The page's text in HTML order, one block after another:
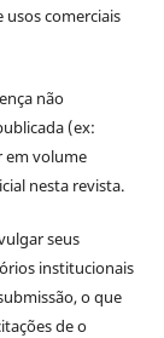
usos comerciais
não
(ex:
em volume
nesta revista.
seus
institucionais
o que
de o